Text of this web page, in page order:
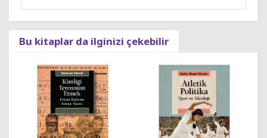
Bu kitaplar da ilginizi çekebilir